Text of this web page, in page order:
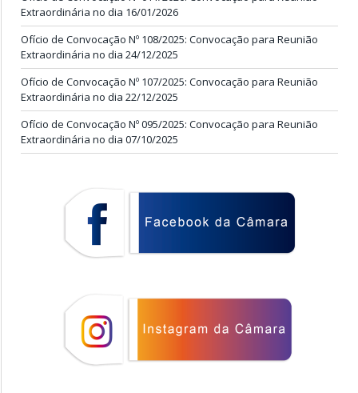
Extraordinária no dia 16/01/2026
Ofício de Convocação Nº 108/2025: Convocação para Reunião
Extraordinária no dia 24/12/2025
Ofício de Convocação Nº 107/2025: Convocação para Reunião
Extraordinária no dia 22/12/2025
Ofício de Convocação Nº 095/2025: Convocação para Reunião
Extraordinária no dia 07/10/2025